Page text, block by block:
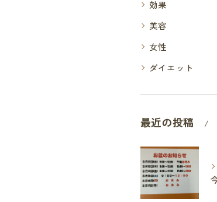
効果
美容
女性
ダイエット
最近の投稿